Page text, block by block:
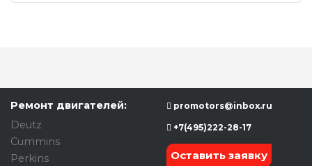
Ремонт двигателей:
Deutz
Cummins
Perkins
promotors@inbox.ru
+7(495)222-28-17
Оставить заявку